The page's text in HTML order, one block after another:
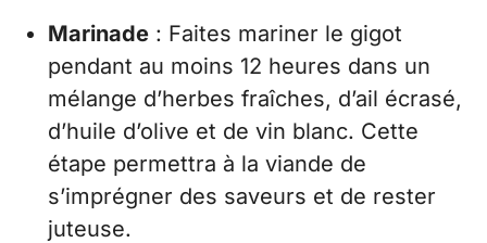
Marinade : Faites mariner le gigot
pendant au moins 12 heures dans un
mélange d’herbes fraîches, d’ail écrasé,
d’huile d’olive et de vin blanc. Cette
étape permettra à la viande de
s’imprégner des saveurs et de rester
juteuse.